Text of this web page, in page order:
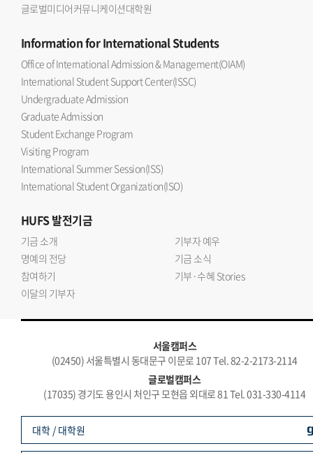
글로벌미디어커뮤니케이션대학원
Informationfor International Students
Office of International Admission & Management(OIAM)
International Student Support Center(ISSC)
Undergraduate Admission
Graduate Admission
Student Exchange Program
Visiting Program
International Summer Session(ISS)
International Student Organization(ISO)
HUFS발전기금
기금 소개
기부자 예우
명예의 전당
기금 소식
참여하기
기부·수혜 Stories
이달의 기부자
서울캠퍼스
(02450) 서울특별시 동대문구 이문로 107 Tel. 82-2-2173-2114
글로벌캠퍼스
(17035) 경기도 용인시 처인구 모현읍 외대로 81 Tel. 031-330-4114
대학 / 대학원